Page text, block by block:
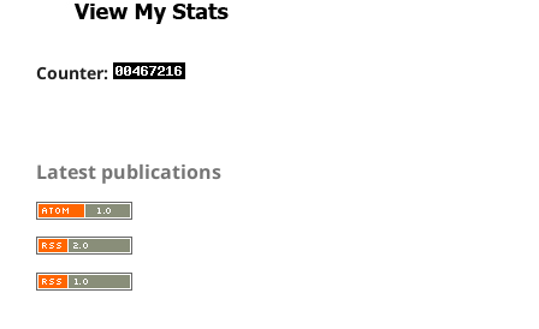
Counter:
Latest publications